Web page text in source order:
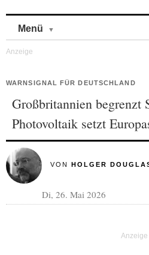
Menü
WARNSIGNAL FÜR DEUTSCHLAND
Großbritannien begrenzt
Photovoltaik setzt
VON HOLGER
Di, 26. Mai 2026